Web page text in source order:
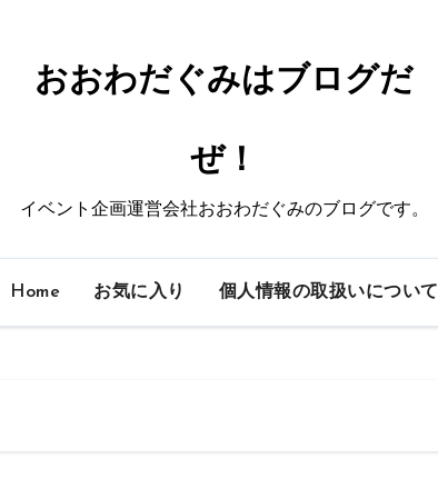
おおわだぐみはブログだ
ぜ！
イベント企画運営会社おおわだぐみのブログです。
Home お気に入り 個人情報の取扱いについて